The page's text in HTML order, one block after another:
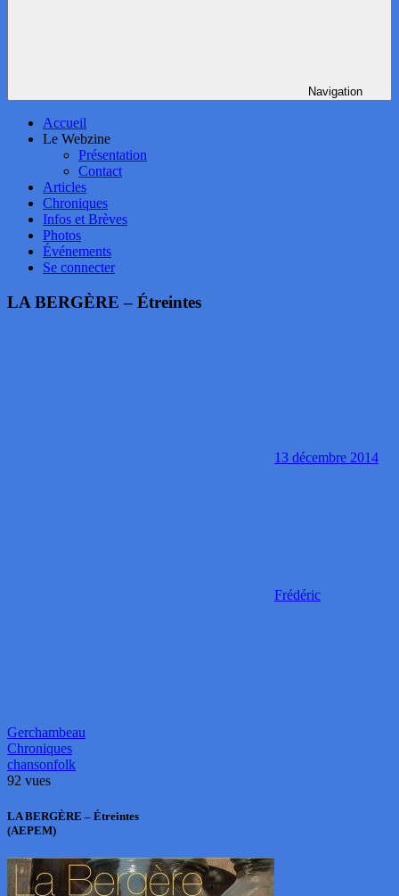
Navigation
Accueil
Le Webzine
Présentation
Contact
Articles
Chroniques
Infos et Brèves
Photos
Événements
Se connecter
LA BERGÈRE – Étreintes
13 décembre 2014
Frédéric
Gerchambeau
Chroniques
chansonfolk
92 vues
LA BERGÈRE – Étreintes
(AEPEM)